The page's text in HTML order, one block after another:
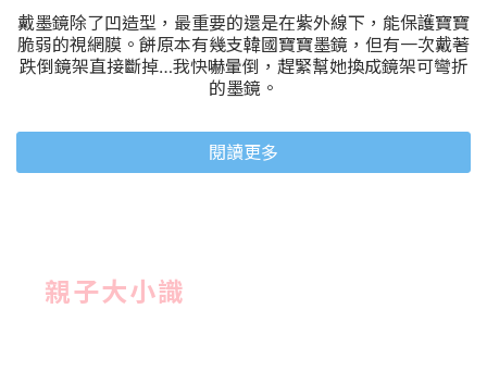
戴墨鏡除了凹造型，最重要的還是在紫外線下，能保護寶寶
脆弱的視網膜。餅原本有幾支韓國寶寶墨鏡，但有一次戴著
跌倒鏡架直接斷掉…我快嚇暈倒，趕緊幫她換成鏡架可彎折
的墨鏡。
閱讀更多
親子大小識